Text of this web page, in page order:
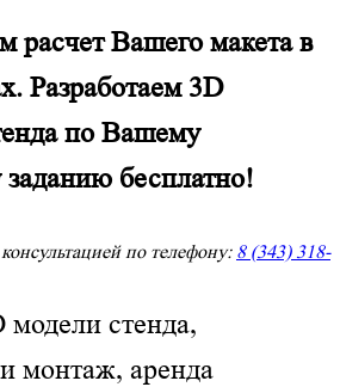
расчет Вашего макета в
Разработаем 3D
по Вашему
бесплатно!
по телефону: 8 (343) 318-
модели стенда,
монтаж, аренда